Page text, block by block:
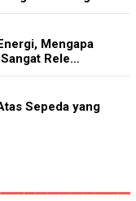
Mengapa
Rele…
Sepeda yang